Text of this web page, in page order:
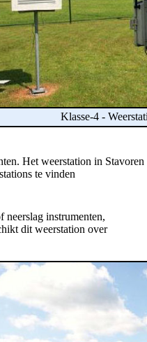
Klasse-4 -
Het weerstation in Stavoren
te vinden
neerslag instrumenten,
dit weerstation over